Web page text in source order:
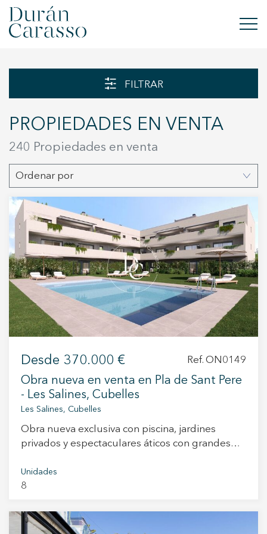
OBRA NUEVA
INVERSIONES
GRUPO DC
CONTACTO
+34 935 178 067
ES CA EN FR
FILTRAR
PROPIEDADES EN VENTA
240 Propiedades en venta
Ordenar por
Desde 370.000 € Ref. ON0149
Obra nueva en venta en Pla de Sant Pere
- Les Salines, Cubelles
Les Salines, Cubelles
Obra nueva exclusiva con piscina, jardines
privados y espectaculares áticos con grandes
promoción de obra nueva compuesta por 16
viviendas, diseñada para ofrecer confort, diseño
El residencial cuenta con diferentes tipologías
para adaptarse a todas las necesidades: Plantas
Unidades
8